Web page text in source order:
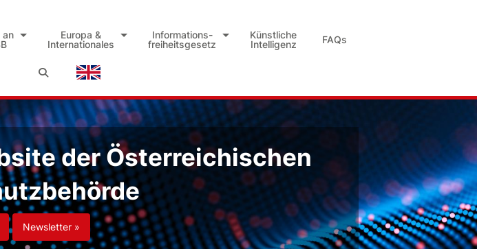
an
Europa &
Internationales
Informations-
freiheitsgesetz
Künstliche
Intelligenz
FAQs
der Österreichischen
Newsletter »